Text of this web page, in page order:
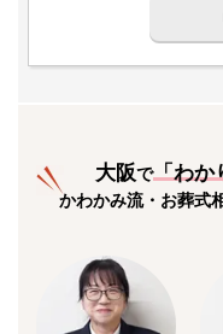
大阪で「わか
かわかみ流・お葬式